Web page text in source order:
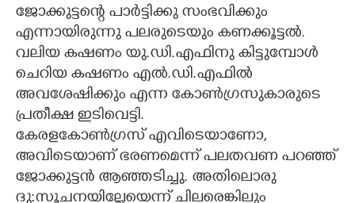
ജോക്കുട്ടന്റെ പാർട്ടിക്കു സംഭവിക്കും
എന്നായിരുന്നു പലരുടെയും കണക്കൂട്ടൽ.
വലിയ കഷണം യു.ഡി.എഫിനു കിട്ടുമ്പോൾ
ചെറിയ കഷണം എൽ.ഡി.എഫിൽ
അവശേഷിക്കും എന്ന കോൺഗ്രസുകാരുടെ
പ്രതീക്ഷ ഇടിവെട്ടി.
കേരളകോൺഗ്രസ് എവിടെയാണോ,
അവിടെയാണ് ഭരണമെന്ന് പലതവണ പറഞ്ഞ്
ജോക്കുട്ടൻ ആഞ്ഞടിച്ചു. അതിലൊരു
ദു:സൂചനയില്ലേയെന്ന് ചിലരെങ്കിലും